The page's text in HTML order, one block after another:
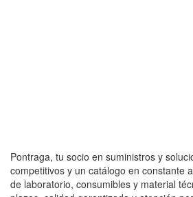
Pontraga, tu socio en suministros y
competitivos y un catálogo en constante
de laboratorio, consumibles y material